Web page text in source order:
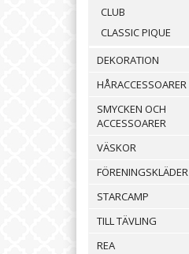
CLUB
CLASSIC PIQUE
DEKORATION
HÅRACCESSOARER
SMYCKEN OCH
ACCESSOARER
VÄSKOR
FÖRENINGSKLÄDER
STARCAMP
TILL TÄVLING
REA